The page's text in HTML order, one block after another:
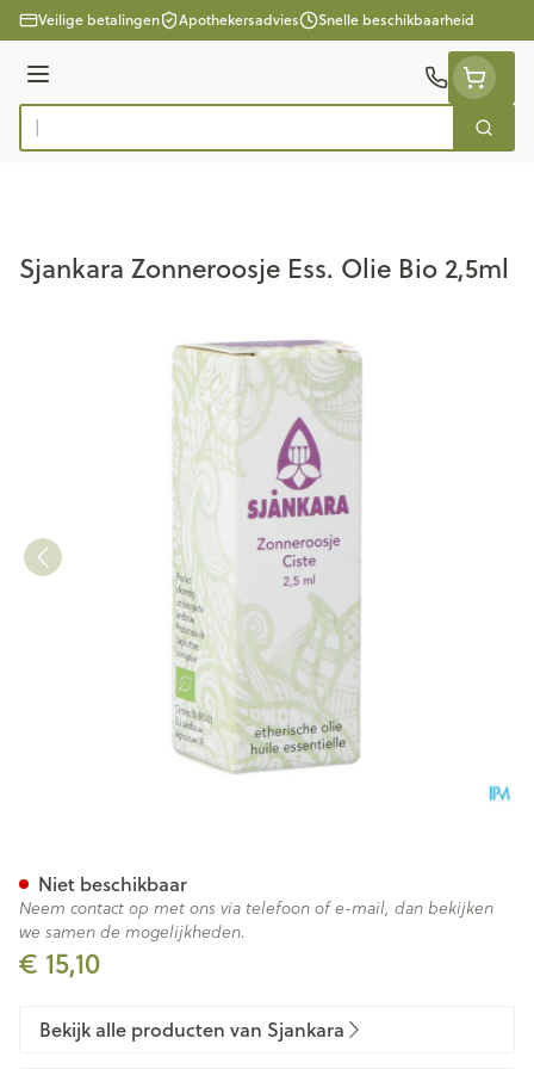
Ga naar de inhoud
Veilige betalingen Apothekersadvies Snelle beschikbaarheid
Menu
Product, merk, categorie... Zoek
Sjankara Zonneroosje Ess. Olie Bio 2,5ml
€ 15,10
Niet beschikbaar
Neem contact op met ons via telefoon of e-mail, dan bekijken
we samen de mogelijkheden.
Bekijk alle producten van Sjankara